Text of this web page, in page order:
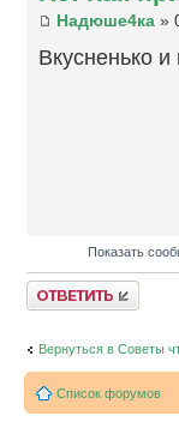
Надюше4ка »
Вкусненько
Показать
Ответить
Вернуться в Советы
Список форумов